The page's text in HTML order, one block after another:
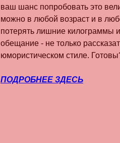
ваш шанс попробовать это
можно в любой возраст и в
потерять лишние килограммы
обещание - не только
юмористическом стиле.
ПОДРОБНЕЕ ЗДЕСЬ